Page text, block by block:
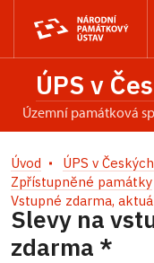
ÚPS v
územní památková
Úvod
ÚPS v
Zpřístupněné památky
Vstupné zdarma,
Slevy na
zdarma *